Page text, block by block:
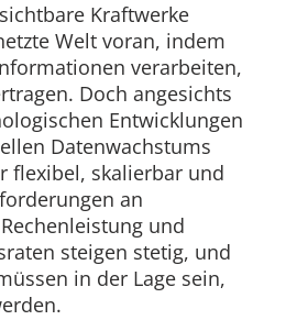
Kraftwerke
Welt voran, indem
verarbeiten,
Doch angesichts
Entwicklungen
Datenwachstums
flexibel, skalierbar und
an
und
steigen stetig, und
in der Lage sein,